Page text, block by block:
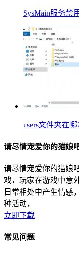
SysMain服务禁
users文件夹在
请尽情宠爱你的猫娘
请尽情宠爱你的猫娘
戏，玩家在游戏中意
日常相处中产生情感
种活动，
立即下载
常见问题